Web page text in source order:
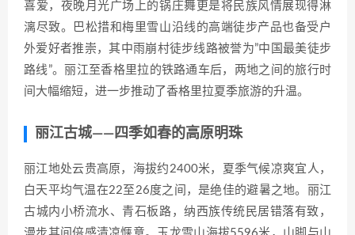
喜爱，夜晚月光广场上的锅庄舞更是将民族风情展现得淋
漓尽致。巴松措和梅里雪山沿线的高端徒步产品也备受户
外爱好者推崇，其中雨崩村徒步线路被誉为”中国最美徒步
路线”。丽江至香格里拉的铁路通车后，两地之间的旅行时
间大幅缩短，进一步推动了香格里拉夏季旅游的升温。
丽江古城——四季如春的高原明珠
丽江地处云贵高原，海拔约2400米，夏季气候凉爽宜人，
白天平均气温在22至26度之间，是绝佳的避暑之地。丽江
古城内小桥流水、青石板路，纳西族传统民居错落有致，